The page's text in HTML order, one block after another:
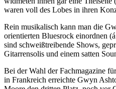
waren voll des Lobes in ihren
Rein musikalisch kann man die
orientierten Bluesrock einordnen
sind schweißtreibende Shows,
Gitarrensolis und einem satten
Bei der Wahl der Fachmagazine
in Frankreich erreichte Gwyn